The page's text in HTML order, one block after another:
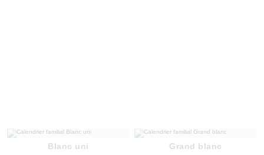
Blanc uni Grand blanc